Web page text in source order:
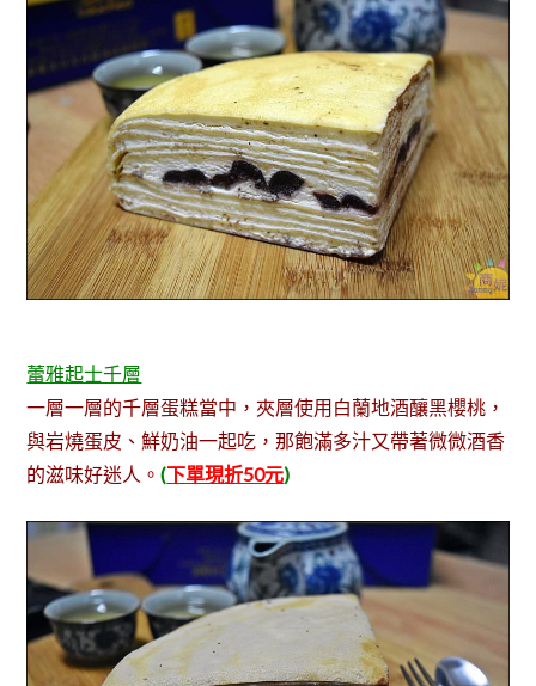
蕾雅起士千層
一層一層的千層蛋糕當中，夾層使用白蘭地酒釀黑櫻桃，
與岩燒蛋皮、鮮奶油一起吃，那飽滿多汁又帶著微微酒香
的滋味好迷人。(下單現折50元)